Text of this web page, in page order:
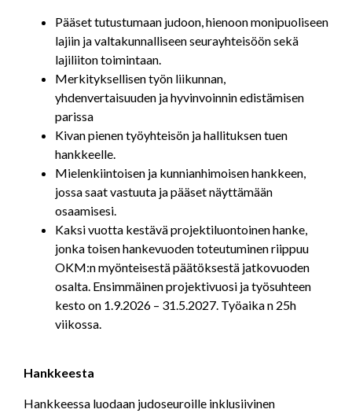
Pääset tutustumaan judoon, hienoon monipuoliseen
lajiin ja valtakunnalliseen seurayhteisöön sekä
lajiliiton toimintaan.
Merkityksellisen työn liikunnan,
yhdenvertaisuuden ja hyvinvoinnin edistämisen
parissa
Kivan pienen työyhteisön ja hallituksen tuen
hankkeelle.
Mielenkiintoisen ja kunnianhimoisen hankkeen,
jossa saat vastuuta ja pääset näyttämään
osaamisesi.
Kaksi vuotta kestävä projektiluontoinen hanke,
jonka toisen hankevuoden toteutuminen riippuu
OKM:n myönteisestä päätöksestä jatkovuoden
osalta. Ensimmäinen projektivuosi ja työsuhteen
kesto on 1.9.2026 – 31.5.2027. Työaika n 25h
viikossa.
Hankkeesta
Hankkeessa luodaan judoseuroille inklusiivinen